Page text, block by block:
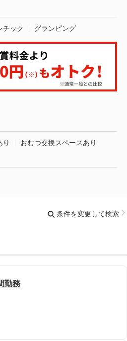
チック グランピング
り
おむつ交換スペースあり
条件を変更して検索
勤務